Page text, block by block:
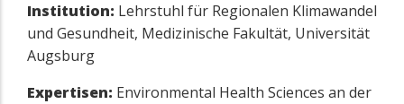
Institution: Lehrstuhl für Regionalen Klimawandel
und Gesundheit, Medizinische Fakultät, Universität
Augsburg
Expertisen: Environmental Health Sciences an der